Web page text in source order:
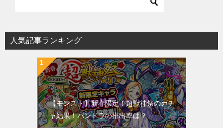
人気記事ランキング
【モンスト】新春限定！超獣神祭のガチ
ャ結果！パンドラの排出率は？